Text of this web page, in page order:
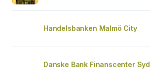
Handelsbanken Malmö City
Danske Bank Finanscenter Syd